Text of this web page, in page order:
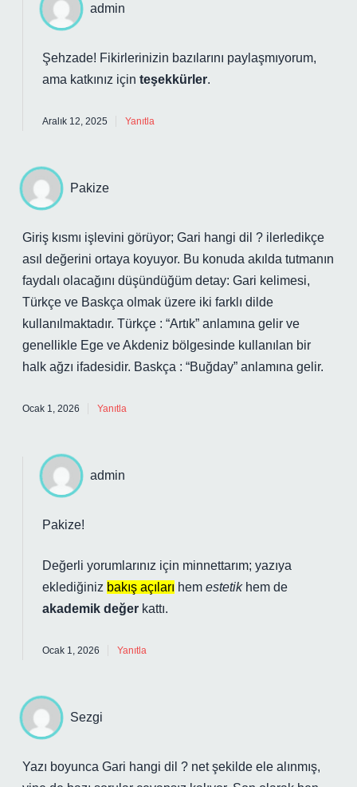
admin
Şehzade! Fikirlerinizin bazılarını paylaşmıyorum,
ama katkınız için teşekkürler.
Aralık 12, 2025 Yanıtla
Pakize
Giriş kısmı işlevini görüyor; Gari hangi dil ? ilerledikçe
asıl değerini ortaya koyuyor. Bu konuda akılda tutmanın
faydalı olacağını düşündüğüm detay: Gari kelimesi,
Türkçe ve Baskça olmak üzere iki farklı dilde
kullanılmaktadır. Türkçe : “Artık” anlamına gelir ve
genellikle Ege ve Akdeniz bölgesinde kullanılan bir
halk ağzı ifadesidir. Baskça : “Buğday” anlamına gelir.
Ocak 1, 2026 Yanıtla
admin
Pakize!
Değerli yorumlarınız için minnettarım; yazıya
eklediğiniz bakış açıları hem estetikhem de
akademik değer kattı.
Ocak 1, 2026 Yanıtla
Sezgi
Yazı boyunca Gari hangi dil ? net şekilde ele alınmış,